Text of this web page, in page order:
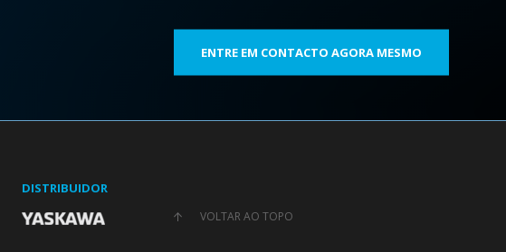
ENTRE EM CONTACTO AGORA MESMO
DISTRIBUIDOR
VOLTAR AO TOPO